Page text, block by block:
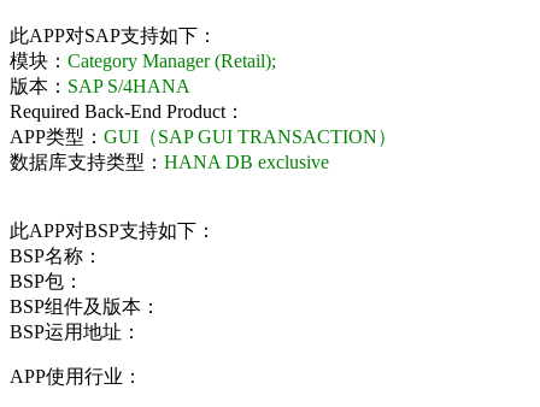
此APP对SAP支持如下：
模块： Category Manager (Retail);
版本： SAP S/4HANA
Required Back-End Product：
APP类型： GUI（SAP GUI TRANSACTION）
数据库支持类型： HANA DB exclusive
此APP对BSP支持如下：
BSP名称：
BSP包：
BSP组件及版本：
BSP运用地址：
APP使用行业：